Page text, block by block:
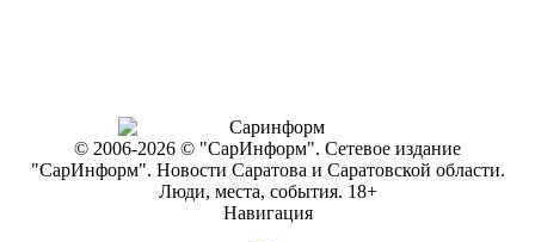
© 2006-2026 © "СарИнформ". Сетевое издание
"СарИнформ". Новости Саратова и Саратовской области.
Люди, места, события. 18+
Навигация